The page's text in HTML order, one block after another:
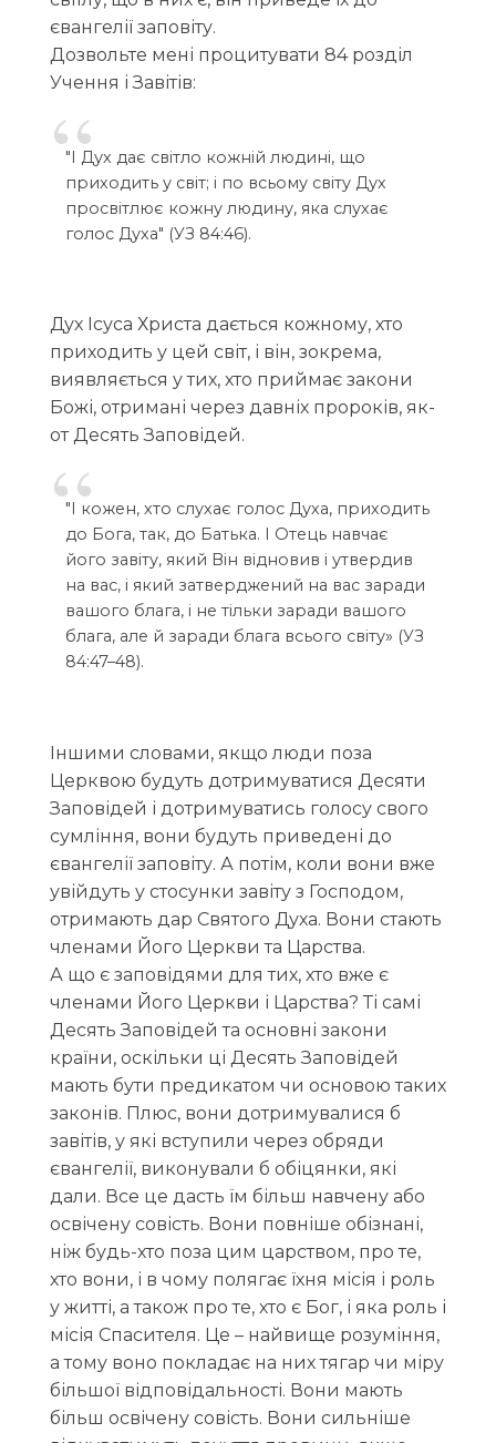
євангелії заповіту.
Дозвольте мені процитувати 84 розділ
Учення і Завітів:
"І Дух дає світло кожній людині, що
приходить у світ; і по всьому світу Дух
просвітлює кожну людину, яка слухає
голос Духа" (УЗ 84:46).
Дух Ісуса Христа дається кожному, хто
приходить у цей світ, і він, зокрема,
виявляється у тих, хто приймає закони
Божі, отримані через давніх пророків, як-
от Десять Заповідей.
"І кожен, хто слухає голос Духа, приходить
до Бога, так, до Батька. І Отець навчає
його завіту, який Він відновив і утвердив
на вас, і який затверджений на вас заради
вашого блага, і не тільки заради вашого
блага, але й заради блага всього світу» (УЗ
84:47–48).
Іншими словами, якщо люди поза
Церквою будуть дотримуватися Десяти
Заповідей і дотримуватись голосу свого
сумління, вони будуть приведені до
євангелії заповіту. А потім, коли вони вже
увійдуть у стосунки завіту з Господом,
отримають дар Святого Духа. Вони стають
членами Його Церкви та Царства.
А що є заповідями для тих, хто вже є
членами Його Церкви і Царства? Ті самі
Десять Заповідей та основні закони
країни, оскільки ці Десять Заповідей
мають бути предикатом чи основою таких
законів. Плюс, вони дотримувалися б
завітів, у які вступили через обряди
євангелії, виконували б обіцянки, які
дали. Все це дасть їм більш навчену або
освічену совість. Вони повніше обізнані,
ніж будь-хто поза цим царством, про те,
хто вони, і в чому полягає їхня місія і роль
у житті, а також про те, хто є Бог, і яка роль і
місія Спасителя. Це – найвище розуміння,
а тому воно покладає на них тягар чи міру
більшої відповідальності. Вони мають
більш освічену совість. Вони сильніше